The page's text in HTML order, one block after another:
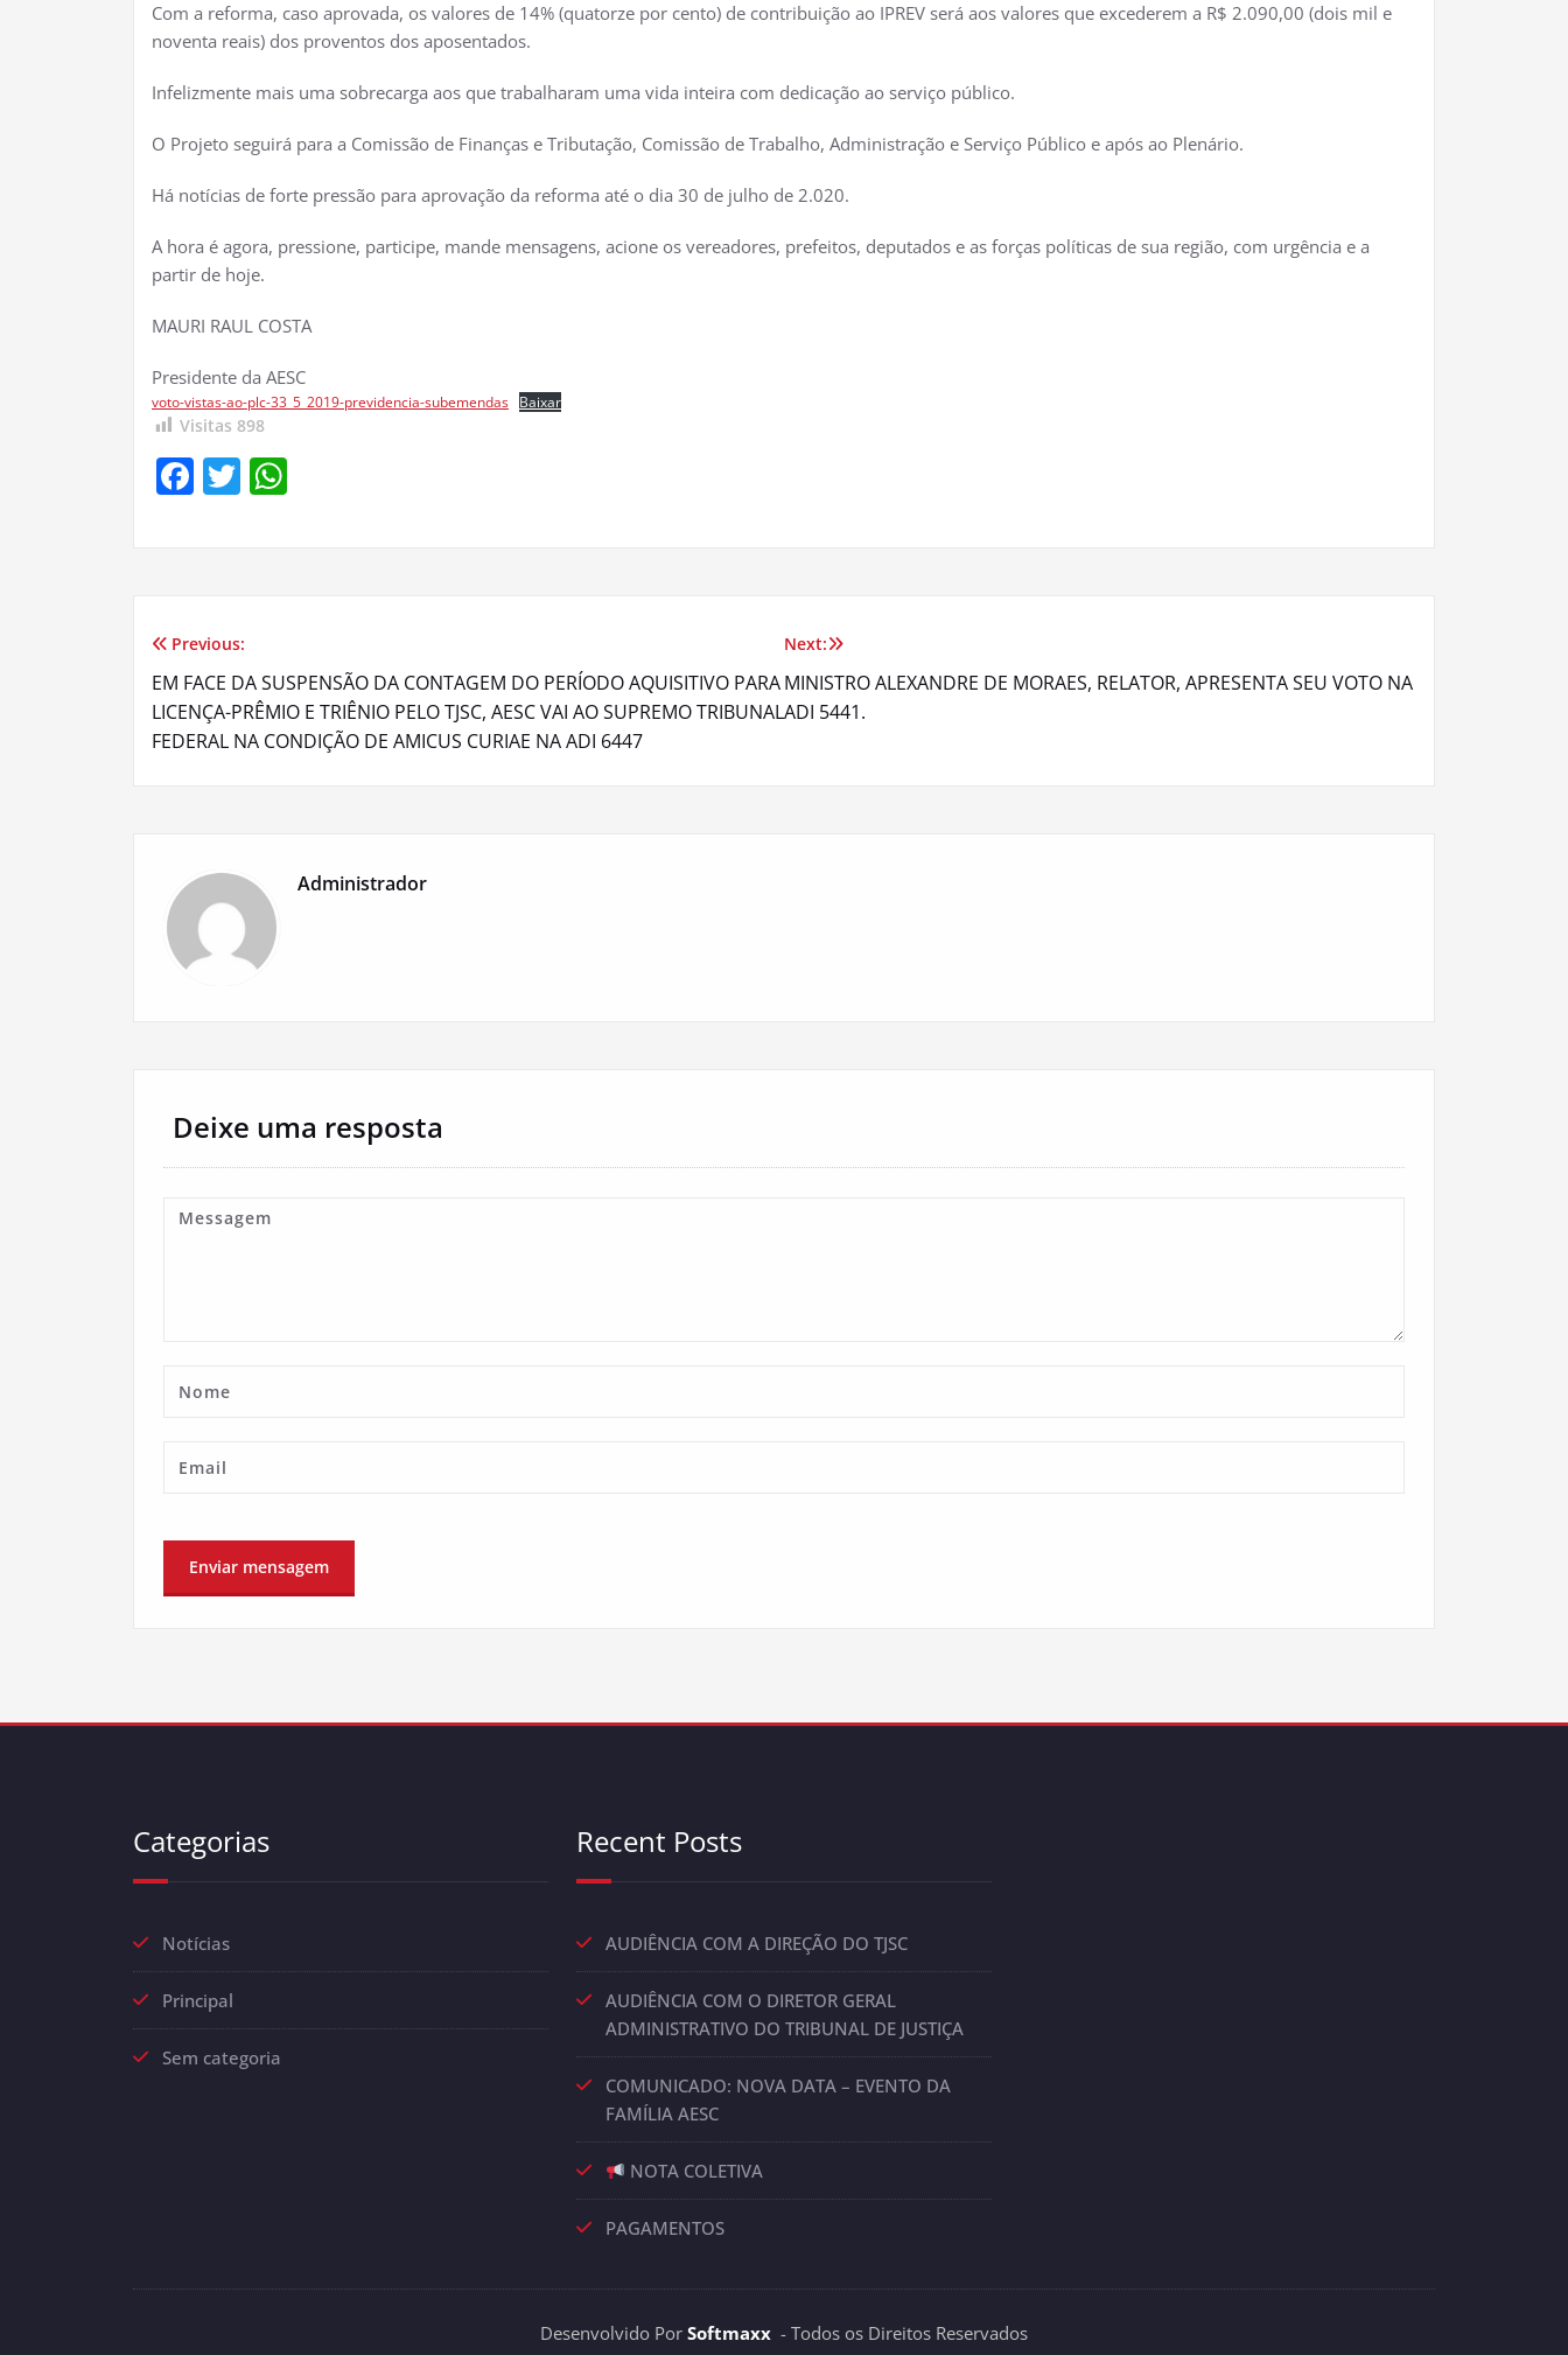
Com a reforma, caso aprovada, os valores de 14% (quatorze por cento) de contribuição ao IPREV será aos valores que excederem a R$ 2.090,00 (dois mil e
noventa reais) dos proventos dos aposentados.
Infelizmente mais uma sobrecarga aos que trabalharam uma vida inteira com dedicação ao serviço público.
O Projeto seguirá para a Comissão de Finanças e Tributação, Comissão de Trabalho, Administração e Serviço Público e após ao Plenário.
Há notícias de forte pressão para aprovação da reforma até o dia 30 de julho de 2.020.
A hora é agora, pressione, participe, mande mensagens, acione os vereadores, prefeitos, deputados e as forças políticas de sua região, com urgência e a
partir de hoje.
MAURI RAUL COSTA
Presidente da AESC
voto-vistas-ao-plc-33_5_2019-previdencia-subemendas Baixar
Visitas 898
Facebook
Twitter
Navegação
de
Previous:
EM FACE DA SUSPENSÃO DA CONTAGEM DO PERÍODO AQUISITIVO PARA
LICENÇA-PRÊMIO E TRIÊNIO PELO TJSC, AESC VAI AO SUPREMO TRIBUNAL
FEDERAL NA CONDIÇÃO DE AMICUS CURIAE NA ADI 6447
Next:
MINISTRO ALEXANDRE DE MORAES, RELATOR, APRESENTA SEU VOTO NA
ADI 5441.
Administrador
Deixe uma resposta
Categorias
Notícias
Principal
Sem categoria
Recent Posts
AUDIÊNCIA COM A DIREÇÃO DO TJSC
AUDIÊNCIA COM O DIRETOR GERAL
ADMINISTRATIVO DO TRIBUNAL DE JUSTIÇA
COMUNICADO: NOVA DATA – EVENTO DA
FAMÍLIA AESC
NOTA COLETIVA
PAGAMENTOS
Desenvolvido Por Softmaxx - Todos os Direitos Reservados